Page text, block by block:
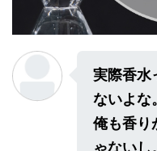
実際香水
ないよな
俺も香り
ゃないし。